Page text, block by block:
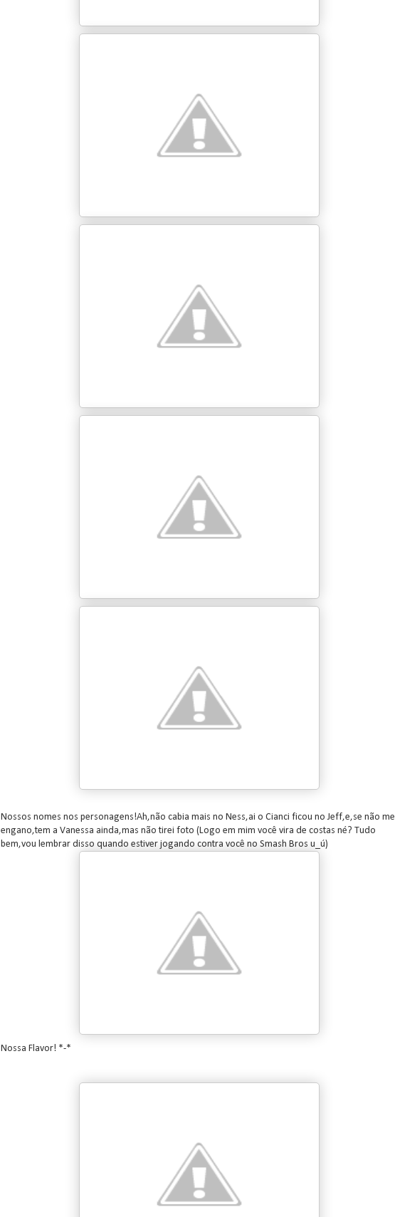
Nossos nomes nos personagens!Ah,não cabia mais no Ness,ai o Cianci ficou no Jeff,e,se não me
engano,tem a Vanessa ainda,mas não tirei foto (Logo em mim você vira de costas né? Tudo
bem,vou lembrar disso quando estiver jogando contra você no Smash Bros u_ú)
Nossa Flavor! *-*